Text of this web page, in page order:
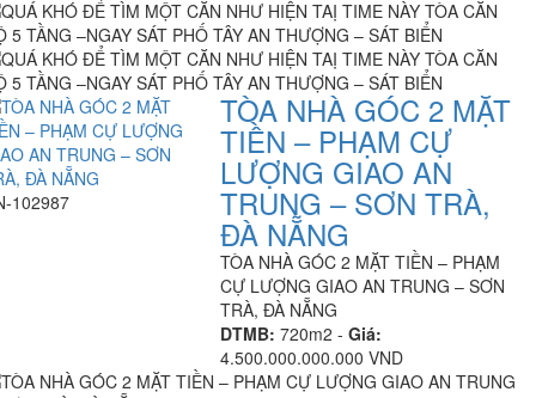
102987
TÒA NHÀ GÓC 2 MẶT
TIỀN – PHẠM CỰ
LƯỢNG GIAO AN
TRUNG – SƠN TRÀ,
ĐÀ NẴNG
TÒA NHÀ GÓC 2 MẶT TIỀN – PHẠM
CỰ LƯỢNG GIAO AN TRUNG – SƠN
TRÀ, ĐÀ NẴNG
DTMB: 720m2 -Giá:
4.500.000.000.000 VND